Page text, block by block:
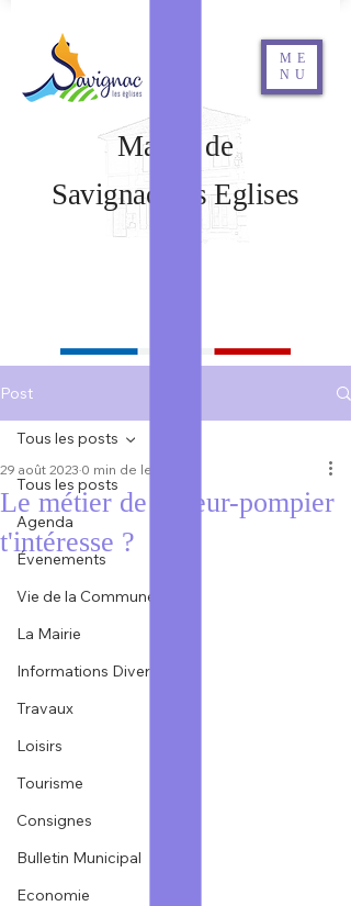
ME
NU
Savignac Les Eglises
Mairie de
Post
Tous les posts
Agenda
Évenements
Vie de la Commune
La Mairie
Informations Diverses
Travaux
Loisirs
Tourisme
Consignes
Bulletin Municipal
Economie
Tous les posts
Le métier de sapeur-pompier
t'intéresse ?
29 août 2023 0 min de lecture